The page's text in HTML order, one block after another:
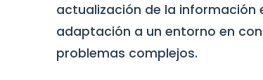
actualización de la información
adaptación a un entorno en
problemas complejos.